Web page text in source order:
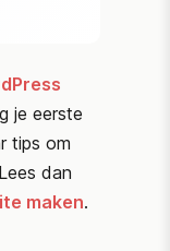
je eerste
tips om
dan
maken.